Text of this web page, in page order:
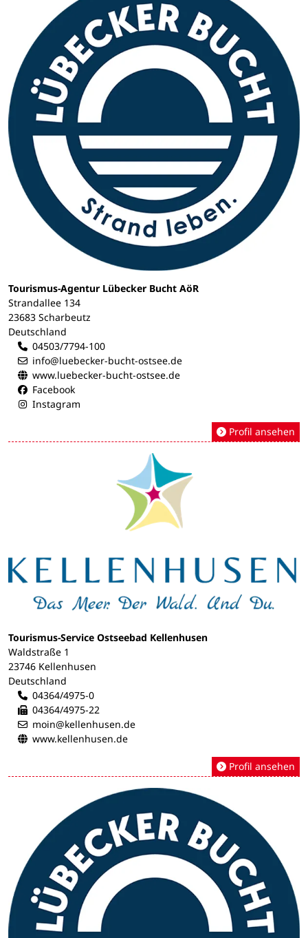
Tourismus-Agentur Lübecker Bucht AöR
Strandallee 134
23683 Scharbeutz
Deutschland
04503/7794-100
info@luebecker-bucht-ostsee.de
www.luebecker-bucht-ostsee.de
Facebook
Instagram
Profil ansehen
Tourismus-Service Ostseebad Kellenhusen
Waldstraße 1
23746 Kellenhusen
Deutschland
04364/4975-0
04364/4975-22
moin@kellenhusen.de
www.kellenhusen.de
Profil ansehen